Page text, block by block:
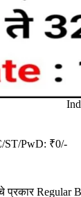
ST/PwD: ₹0/-
Regular